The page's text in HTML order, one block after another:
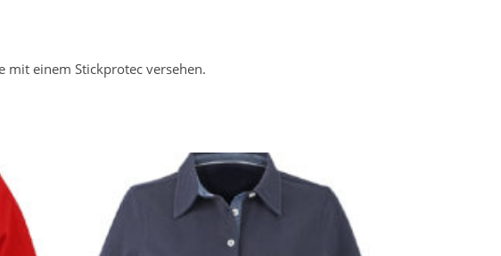
mit einem Stickprotec versehen.